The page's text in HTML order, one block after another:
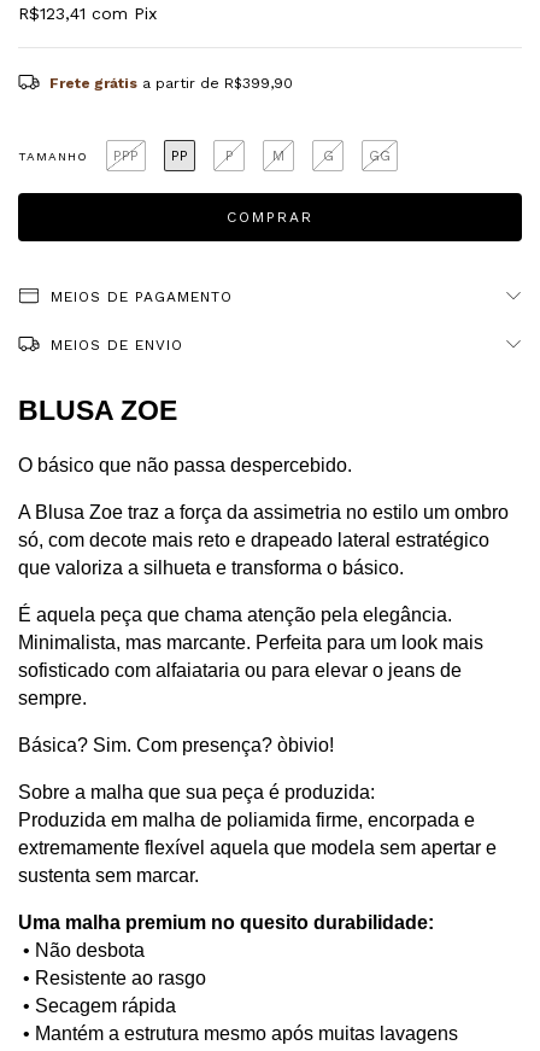
R$123,41 com Pix
Frete grátis a partir de R$399,90
TAMANHO PPP PP P M G GG
MEIOS DE PAGAMENTO
MEIOS DE ENVIO
BLUSA ZOE
O básico que não passa despercebido.
A Blusa Zoe traz a força da assimetria no estilo um ombro
só, com decote mais reto e drapeado lateral estratégico
que valoriza a silhueta e transforma o básico.
É aquela peça que chama atenção pela elegância.
Minimalista, mas marcante. Perfeita para um look mais
sofisticado com alfaiataria ou para elevar o jeans de
sempre.
Básica? Sim. Com presença? òbivio!
Sobre a malha que sua peça é produzida:
Produzida em malha de poliamida firme, encorpada e
extremamente flexível aquela que modela sem apertar e
sustenta sem marcar.
Uma malha premium no quesito durabilidade:
• Não desbota
• Resistente ao rasgo
• Secagem rápida
• Mantém a estrutura mesmo após muitas lavagens